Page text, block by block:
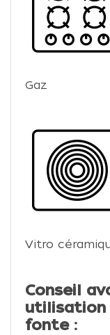
Gaz
Vitro
Conseil
utilisation
fonte :